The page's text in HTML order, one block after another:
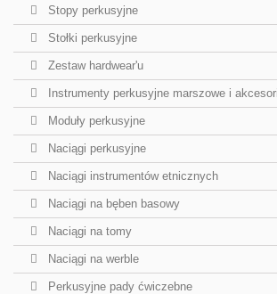
Stopy perkusyjne
Stołki perkusyjne
Zestaw hardwear'u
Instrumenty perkusyjne marszowe i
Moduły perkusyjne
Naciągi perkusyjne
Naciągi instrumentów etnicznych
Naciągi na bęben basowy
Naciągi na tomy
Naciągi na werble
Perkusyjne pady ćwiczebne